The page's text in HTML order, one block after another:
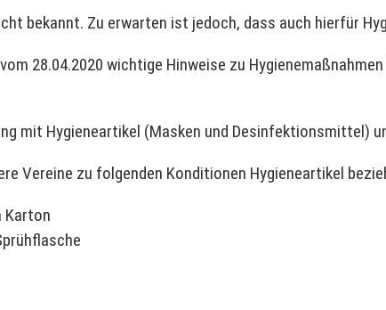
bekannt. Zu erwarten ist jedoch, dass auch hierfür
28.04.2020 wichtige Hinweise zu
mit Hygieneartikel (Masken und Desinfektionsmittel)
Vereine zu folgenden Konditionen Hygieneartikel
Karton